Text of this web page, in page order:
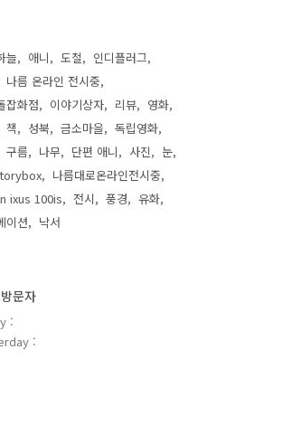
늘 애니 도철
인디플러그
나름 온라인 전시중
잡화점
이야기상자 리뷰
영화
책 성북 금소마을
독립영화
구름 나무 단편 애니 사진
눈
나름대로온라인전시중
ixus 100is
전시 풍경
유화
이션
낙서
문자
:
: